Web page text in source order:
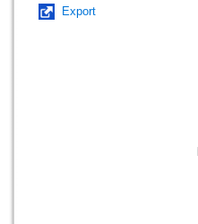
Export